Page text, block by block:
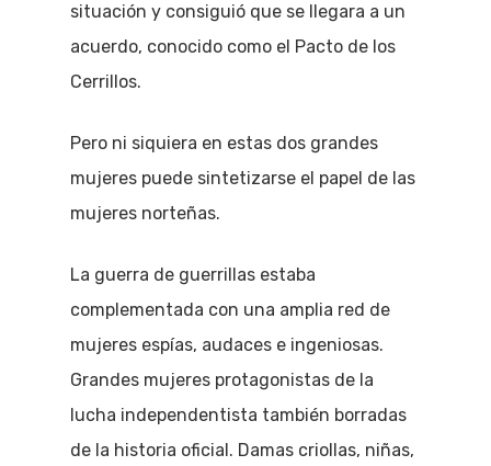
situación y consiguió que se llegara a un
acuerdo, conocido como el Pacto de los
Cerrillos.
Pero ni siquiera en estas dos grandes
mujeres puede sintetizarse el papel de las
mujeres norteñas.
La guerra de guerrillas estaba
complementada con una amplia red de
mujeres espías, audaces e ingeniosas.
Grandes mujeres protagonistas de la
lucha independentista también borradas
de la historia oficial. Damas criollas, niñas,